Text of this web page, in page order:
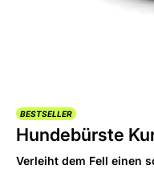
BESTSELLER
Hundebürste
Verleiht dem Fell einen